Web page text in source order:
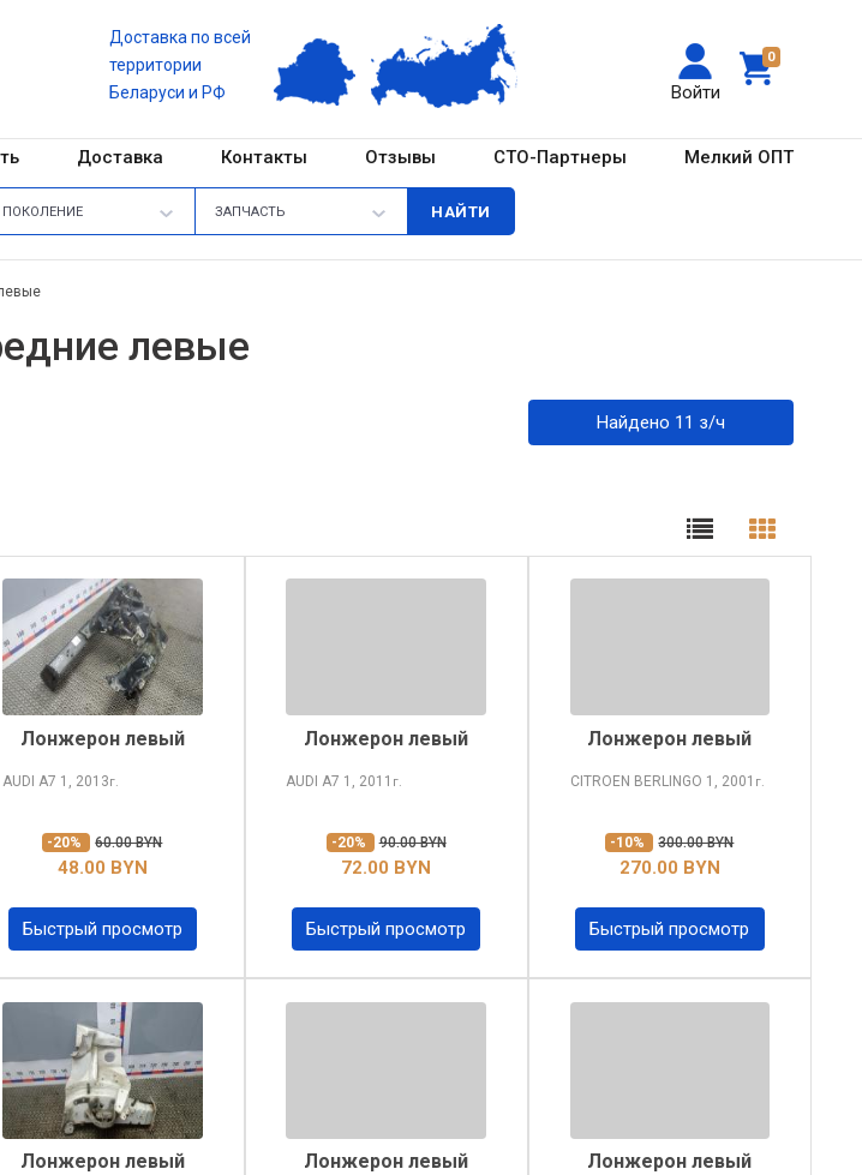
0
Войти
Доставка по всей
территории
Беларуси и РФ
Доставка Контакты Отзывы СТО-Партнеры Мелкий ОПТ
ПОКОЛЕНИЕ ЗАПЧАСТЬ
левые
Найдено 11 з/ч
Лонжерон левый
AUDI A7 1, 2013г.
-20% 60.00 BYN
48.00 BYN
Быстрый просмотр
Лонжерон левый
AUDI A7 1, 2011 г.
-20% 90.00 BYN
72.00 BYN
Быстрый просмотр
Лонжерон левый
CITROEN BERLINGO 1, 2001 г.
-10% 300.00 BYN
270.00 BYN
Быстрый просмотр
Лонжерон левый Лонжерон левый Лонжерон левый